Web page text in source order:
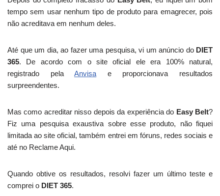
tempo sem usar nenhum tipo de produto para emagrecer, pois
não acreditava em nenhum deles.
Até que um dia, ao fazer uma pesquisa, vi um anúncio do DIET
365. De acordo com o site oficial ele era 100% natural,
registrado pelaAnvisa e proporcionava resultados
surpreendentes.
Mas como acreditar nisso depois da experiência do Easy Belt?
Fiz uma pesquisa exaustiva sobre esse produto, não fiquei
limitada ao site oficial, também entrei em fóruns, redes sociais e
até no Reclame Aqui.
Quando obtive os resultados, resolvi fazer um último teste e
comprei o DIET 365.